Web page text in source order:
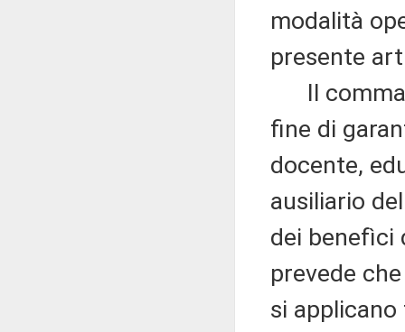
modalità
presente
Il comma
fine di
docente,
ausiliario
dei benefìci
prevede
si